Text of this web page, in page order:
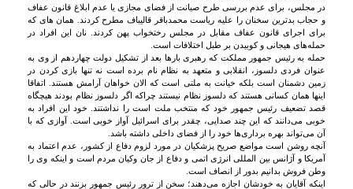
در مجلس، برای عدم بررسی طرح صیانت از فضای مجازی یا عدم ابلاغ قانون عفاف
و حجاب بدترین سخنان را علیه ریاست محمدباقر قالیباف مطرح کردند. همان های که
برای اجرای قانون عفاف مقابل در مجلس رختخواب پهن کردند. نان این افراد در
حمله‌های هیجانی و کوبیدن بر طبل اختلافات است.
حمله به رئیس جمهور مملکت که رهبری بارها بعد از تشکیل دولت چهاردهم از وی به
عنوان فردی دلسوز، انقلابی و متعهد به نظام نام برده است نه تنها بازی کردن در
زمین دشمنان است بلکه خیانت به ملتی است که الان خواهان آرامش هستند. اتفاقا
اینها همان کسانی هستند که دلسوز نظام نیستند چراکه اگر دلسوز نظام بودند هیچگاه
قصد تضعیف رئیس جمهور خود که منتخب ملت است را نداشتند. خود این افراد به
خوبی می‌دانند که این چند صدایی، چقدر برای اسرائیل آواز خوبی است. آوازی که با
آن می‌تواند بهره برداری‌ها خود را از فضای داخلی داشته باشد.
آنچه روشن است مواضع صریح پزشکیان در مورد لزوم دفاع از کشور، عدم اعتماد به
آمریکا و آژانس بین المللی انرژی اتمی و دفاع از جان وکیان مردم است و اینکه وی را
وطن فروش بدانیم بدور از انصاف است.
اینکه آقایان به خودشان اجازه می‌دهند؛ سخن از ترور رئیس جمهور بزنند در حالی که